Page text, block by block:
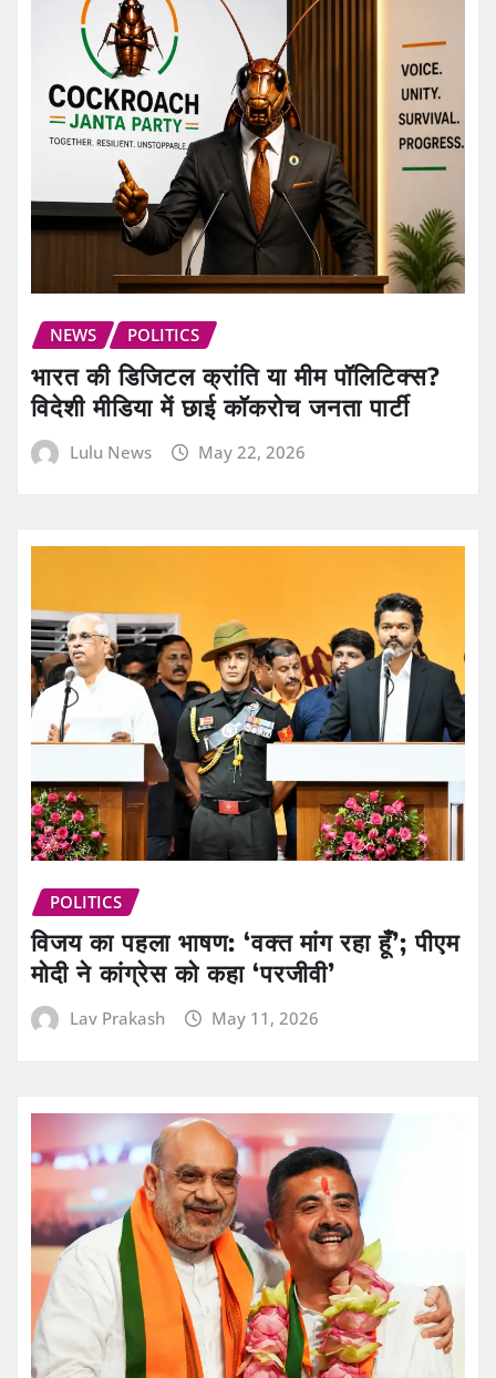
NEWS POLITICS
भारत की डिजिटल क्रांति या मीम पॉलिटिक्स?
विदेशी मीडिया में छाई कॉकरोच जनता पार्टी
Lulu News May 22, 2026
POLITICS
विजय का पहला भाषण: ‘वक्त मांग रहा हूँ’; पीएम
मोदी ने कांग्रेस को कहा ‘परजीवी’
Lav Prakash May 11, 2026